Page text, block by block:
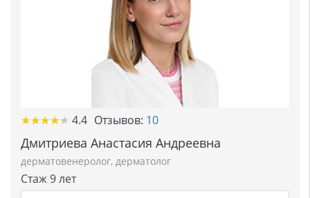
★★★★★
★★★★★ 4.4 Отзывов: 10
Дмитриева Анастасия Андреевна
дерматовенеролог, дерматолог
Стаж 9 лет